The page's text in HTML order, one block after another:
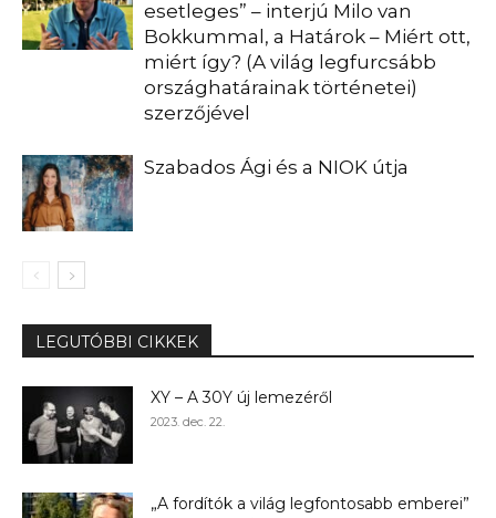
esetleges” – interjú Milo van
Bokkummal, a Határok – Miért ott,
miért így? (A világ legfurcsább
országhatárainak történetei)
szerzőjével
Szabados Ági és a NIOK útja
LEGUTÓBBI CIKKEK
XY – A 30Y új lemezéről
2023. dec. 22.
„A fordítók a világ legfontosabb emberei”